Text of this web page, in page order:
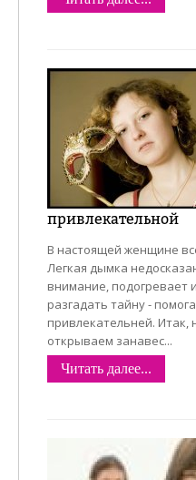
привлекательной
В настоящей женщине
Легкая дымка
внимание, подогревает
разгадать тайну -
привлекательней. Итак,
открываем занавес...
Читать далее...